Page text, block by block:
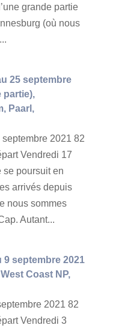
grande partie
(où nous
25 septembre
partie),
Paarl,
2021 82
Vendredi 17
se poursuit en
arrivés depuis
nous sommes
Autant...
9 septembre 2021
Coast NP,
2021 82
Vendredi 3